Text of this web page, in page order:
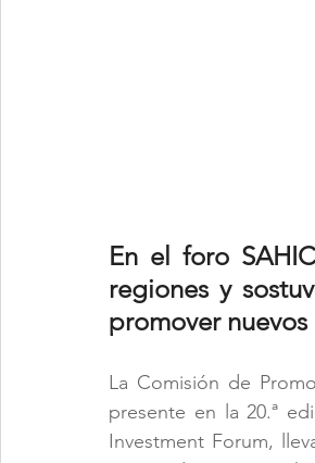
En el foro
regiones y
promover
La Comisión de
presente en la 20.ª
Investment Forum,